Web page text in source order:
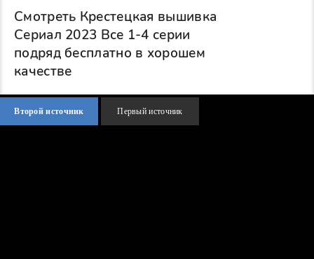
Смотреть Крестецкая вышивка
Сериал 2023 Все 1-4 серии
подряд бесплатно в хорошем
качестве
Второй источник Первый источник